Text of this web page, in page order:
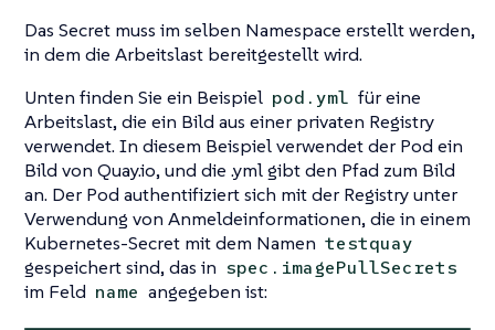
Das Secret muss im selben Namespace erstellt werden,
in dem die Arbeitslast bereitgestellt wird.
Unten finden Sie ein Beispiel pod.yml für eine
Arbeitslast, die ein Bild aus einer privaten Registry
verwendet. In diesem Beispiel verwendet der Pod ein
Bild von Quay.io, und die .yml gibt den Pfad zum Bild
an. Der Pod authentifiziert sich mit der Registry unter
Verwendung von Anmeldeinformationen, die in einem
Kubernetes-Secret mit dem Namen testquay
gespeichert sind, das in spec.imagePullSecrets
im Feld name angegeben ist: